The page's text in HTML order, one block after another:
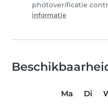
photoverificatie
informatie
Ma Di